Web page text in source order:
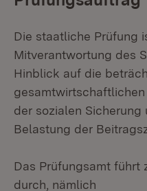
Die staatliche Prüfung
Mitverantwortung des
Hinblick auf die
der sozialen
Belastung der
Das Prüfungsamt führt
durch, nämlich